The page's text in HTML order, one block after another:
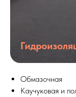
Обмазочная
Каучуковая и